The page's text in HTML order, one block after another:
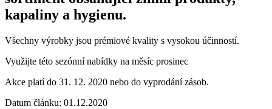
kapaliny a hygienu.
Všechny výrobky jsou prémiové kvality s vysokou účinností.
Využijte této sezónní nabídky na měsíc prosinec
Akce platí do 31. 12. 2020 nebo do vyprodání zásob.
Datum článku: 01.12.2020